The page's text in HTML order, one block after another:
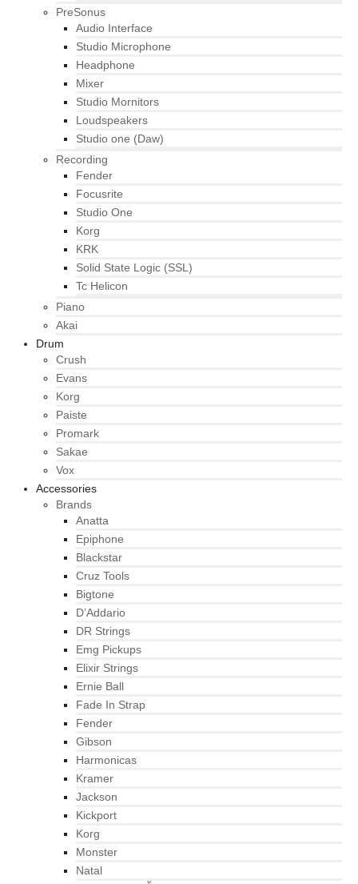
PreSonus
Audio Interface
Studio Microphone
Headphone
Mixer
Studio Mornitors
Loudspeakers
Studio one (Daw)
Recording
Fender
Focusrite
Studio One
Korg
KRK
Solid State Logic (SSL)
Tc Helicon
Piano
Akai
Drum
Crush
Evans
Korg
Paiste
Promark
Sakae
Vox
Accessories
Brands
Anatta
Epiphone
Blackstar
Cruz Tools
Bigtone
D’Addario
DR Strings
Emg Pickups
Elixir Strings
Ernie Ball
Fade In Strap
Fender
Gibson
Harmonicas
Kramer
Jackson
Kickport
Korg
Monster
Natal